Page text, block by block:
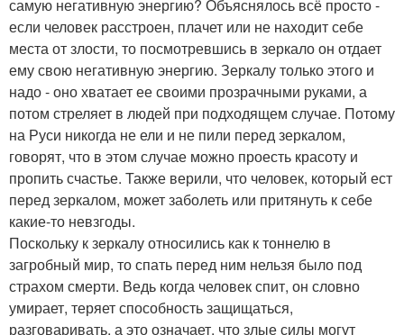
самую негативную энергию? Объяснялось всё просто -
если человек расстроен, плачет или не находит себе
места от злости, то посмотревшись в зеркало он отдает
ему свою негативную энергию. Зеркалу только этого и
надо - оно хватает ее своими прозрачными руками, а
потом стреляет в людей при подходящем случае. Потому
на Руси никогда не ели и не пили перед зеркалом,
говорят, что в этом случае можно проесть красоту и
пропить счастье. Также верили, что человек, который ест
перед зеркалом, может заболеть или притянуть к себе
какие-то невзгоды.
Поскольку к зеркалу относились как к тоннелю в
загробный мир, то спать перед ним нельзя было под
страхом смерти. Ведь когда человек спит, он словно
умирает, теряет способность защищаться,
разговаривать, а это означает, что злые силы могут